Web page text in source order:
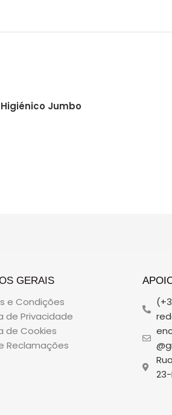
Jumbo
GERAIS
e Condições
de Privacidade
de Cookies
Reclamações